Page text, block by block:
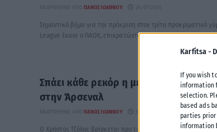
Karfitsa -
If you wish
information
selection.
based ads
parties
information
ΠΆΝΟΣ ΙΩΆΝΝΟΥ 24/07/2026
Σημαντικό βήμα για την πρόκριση στον τρίτο προκριματικό
League έκανε ο ΠΑΟΚ, επικρατώντας με 3-2 της Ντιναμό...
Σπάει κάθε ρεκόρ η μεταγραφή του
στην Άρσεναλ
ΠΆΝΟΣ ΙΩΆΝΝΟΥ
Ο Χρήστος Τζόλης βρίσκεται προ των πυλών της Άρσεναλ, με